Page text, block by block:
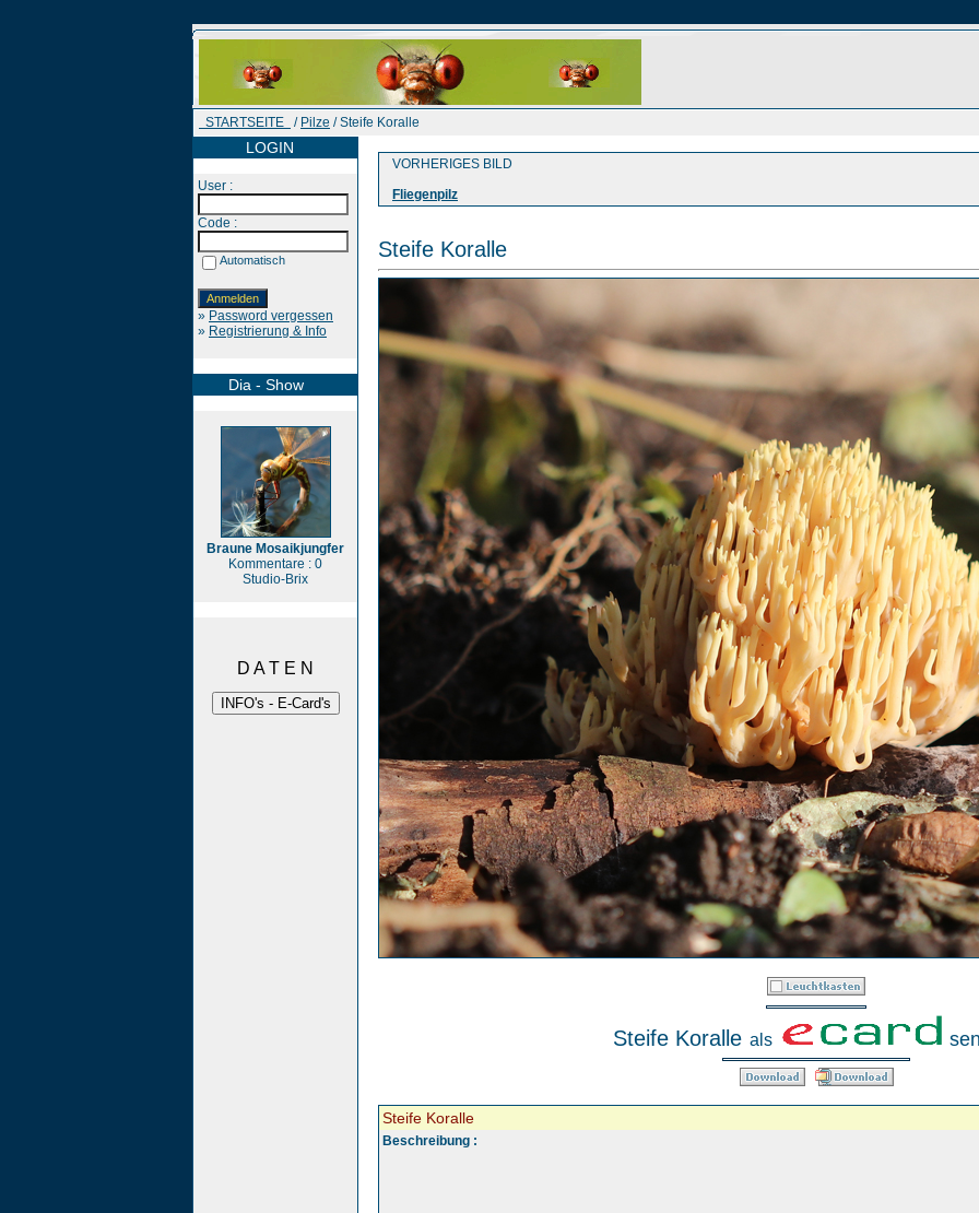
STARTSEITE / Pilze / Steife Koralle
LOGIN
User :
Code :
Automatisch
» Password vergessen
» Registrierung & Info
Dia - Show
Braune Mosaikjungfer
Kommentare : 0
Studio-Brix
D A T E N
VORHERIGES BILD
Fliegenpilz
Steife Koralle
Steife Koralle als
Steife Koralle
Beschreibung :